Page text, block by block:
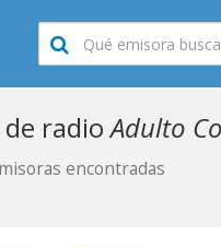
de radioAdulto
encontradas